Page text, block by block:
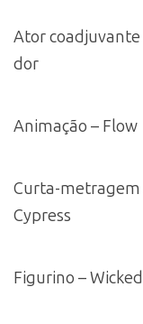
Ator coadjuvante
dor
Animação – Flow
Curta-metragem
Cypress
Figurino – Wicked